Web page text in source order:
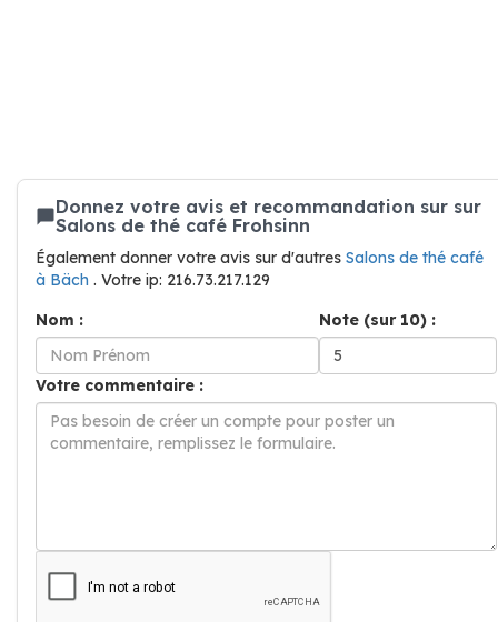
Donnez votre avis et recommandation sur sur
Salons de thé café Frohsinn
Également donner votre avis sur d'autres Salons de thé café
à Bäch . Votre ip: 216.73.217.129
Nom :
Note (sur 10) :
Votre commentaire :